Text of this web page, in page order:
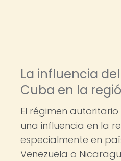
La influencia
Cuba en la
El régimen
una influencia en la
especialmente en
Venezuela o